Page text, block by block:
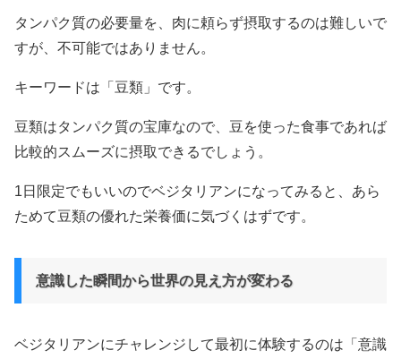
タンパク質の必要量を、肉に頼らず摂取するのは難しいで
すが、不可能ではありません。
キーワードは「豆類」です。
豆類はタンパク質の宝庫なので、豆を使った食事であれば
比較的スムーズに摂取できるでしょう。
1日限定でもいいのでベジタリアンになってみると、あら
ためて豆類の優れた栄養価に気づくはずです。
意識した瞬間から世界の見え方が変わる
ベジタリアンにチャレンジして最初に体験するのは「意識